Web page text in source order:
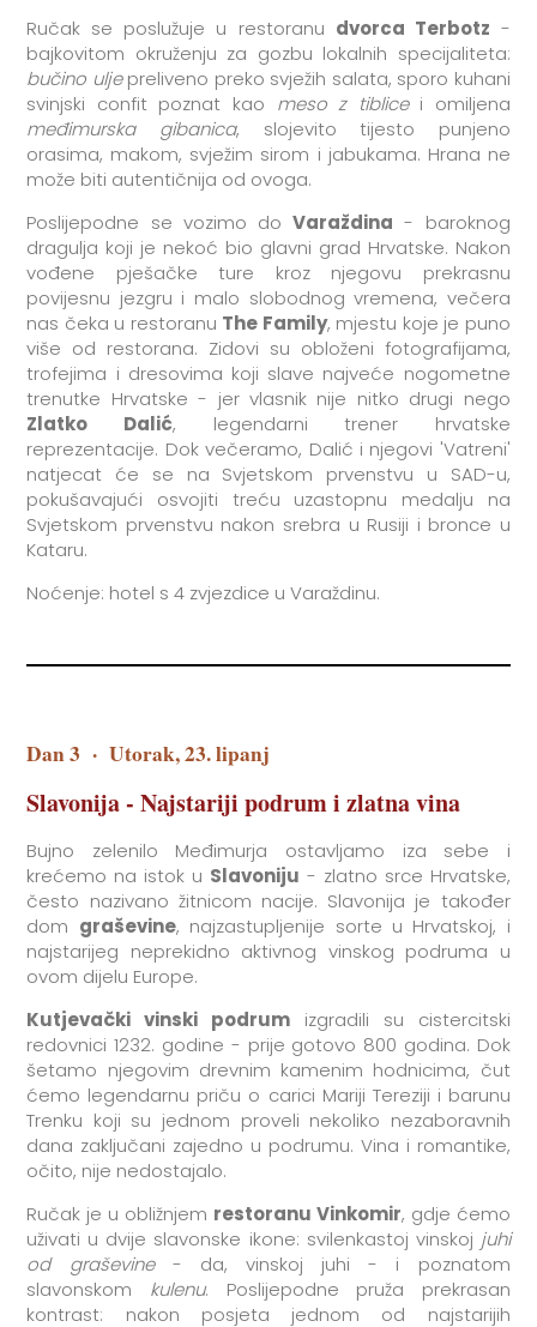
Ručak se poslužuje u restoranu dvorca Terbotz -
bajkovitom okruženju za gozbu lokalnih specijaliteta:
bučino uljepreliveno preko svježih salata, sporo kuhani
svinjski confit poznat kao meso z tiblicei omiljena
međimurska gibanica, slojevito tijesto punjeno
orasima, makom, svježim sirom i jabukama. Hrana ne
može biti autentičnija od ovoga.
Poslijepodne se vozimo doVaraždina - baroknog
dragulja koji je nekoć bio glavni grad Hrvatske. Nakon
vođene pješačke ture kroz njegovu prekrasnu
povijesnu jezgru i malo slobodnog vremena, večera
nas čeka u restoranu The Family, mjestu koje je puno
više od restorana. Zidovi su obloženi fotografijama,
trofejima i dresovima koji slave najveće nogometne
trenutke Hrvatske - jer vlasnik nije nitko drugi nego
Zlatko Dalić, legendarni trener hrvatske
reprezentacije. Dok večeramo, Dalić i njegovi 'Vatreni'
natjecat će se na Svjetskom prvenstvu u SAD-u,
pokušavajući osvojiti treću uzastopnu medalju na
Svjetskom prvenstvu nakon srebra u Rusiji i bronce u
Kataru.
Noćenje: hotel s 4 zvjezdice u Varaždinu.
Dan 3 · Utorak, 23. lipanj
Slavonija - Najstariji podrum i zlatna vina
Bujno zelenilo Međimurja ostavljamo iza sebe i
krećemo na istok u Slavoniju - zlatno srce Hrvatske,
često nazivano žitnicom nacije. Slavonija je također
dom graševine, najzastupljenije sorte u Hrvatskoj, i
najstarijeg neprekidno aktivnog vinskog podruma u
ovom dijelu Europe.
Kutjevački vinski podrum izgradili su cistercitski
redovnici 1232. godine - prije gotovo 800 godina. Dok
šetamo njegovim drevnim kamenim hodnicima, čut
ćemo legendarnu priču o carici Mariji Tereziji i barunu
Trenku koji su jednom proveli nekoliko nezaboravnih
dana zaključani zajedno u podrumu. Vina i romantike,
očito, nije nedostajalo.
Ručak je u obližnjem restoranu Vinkomir, gdje ćemo
uživati ​​u dvije slavonske ikone: svilenkastoj vinskoj juhi
od graševine- da, vinskoj juhi - i poznatom
slavonskom kulenu. Poslijepodne pruža prekrasan
kontrast: nakon posjeta jednom od najstarijih